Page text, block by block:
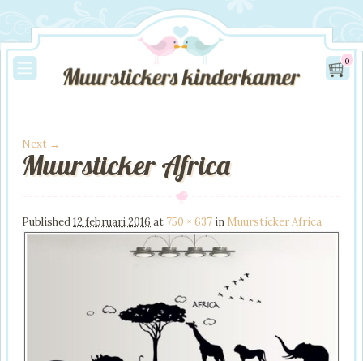
0
Image navigation
Next →
Muursticker Africa
Published12 februari 2016 at 750 × 637 in Muursticker Africa